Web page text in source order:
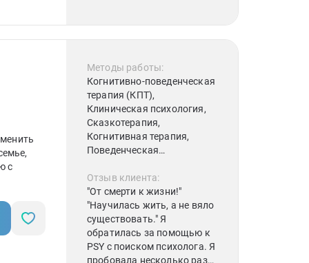
границ моей мамой. За
несколько сессий
вопрос , обсудили его с
разных сторон, поработали
над этим запросом со
стороны моих чувств и
теперь взаимоотношения
со всеми родственниками ,
друзьями , знакомыми
Помимо данного вопроса
мы обсудили вопрос о
самореализации. Я очень
благодарна Елене,
безусловно буду
записываться на сессии ни
один раз, потому что это
с
Методы работы:
Когнитивно-поведенческая
терапия (КПТ),
Клиническая психология,
Сказкотерапия,
Когнитивная терапия,
Поведенческая
Отзыв клиента:
"От смерти к жизни!"
"Научилась жить, а не вяло
существовать." Я
обратилась за помощью к
PSY с поиском психолога. Я
пробовала несколько раз